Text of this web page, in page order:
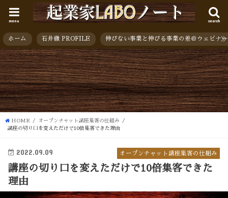
search
menu
ホーム 石井徹 PROFILE 伸びない事業と伸びる事業の差＠ウェビナ
HOME
オープンチャット講座集客の仕組み
講座の切り口を変えただけで10倍集客できた理由
オープンチャット講座集客の仕組み
2022.09.09
講座の切り口を変えただけで10倍集客できた
理由